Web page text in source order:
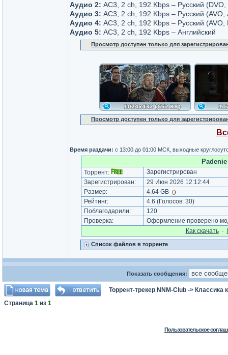
Аудио 2: AC3, 2 ch, 192 Kbps – Русский
Аудио 3: AC3, 2 ch, 192 Kbps – Русский
Аудио 4: AC3, 2 ch, 192 Kbps – Русский
Аудио 5: AC3, 2 ch, 192 Kbps – Английский
Просмотр доступен только для
Просмотр доступен только для
Время раздачи: с 13:00 до 01:00 МСК, выходные
Торрент:
Зарегистрирован
Зарегистрирован:
29 Июн 2026 12:12:44
Размер:
4.64 GB ()
Рейтинг: 4.6 (Голосов: 30)
Поблагодарили:
120
Проверка:
Оформление проверено
Как cкачать·
Список файлов в торренте
Показать сообщения:
Торрент-трекер NNM-Club -> Классика
Страница 1 из 1
Пользовательское